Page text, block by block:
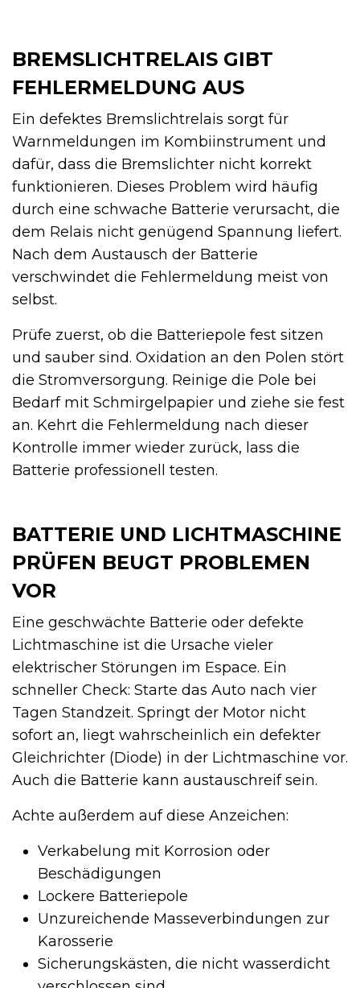
BREMSLICHTRELAIS GIBT
FEHLERMELDUNG AUS
Ein defektes Bremslichtrelais sorgt für
Warnmeldungen im Kombiinstrument und
dafür, dass die Bremslichter nicht korrekt
funktionieren. Dieses Problem wird häufig
durch eine schwache Batterie verursacht, die
dem Relais nicht genügend Spannung liefert.
Nach dem Austausch der Batterie
verschwindet die Fehlermeldung meist von
selbst.
Prüfe zuerst, ob die Batteriepole fest sitzen
und sauber sind. Oxidation an den Polen stört
die Stromversorgung. Reinige die Pole bei
Bedarf mit Schmirgelpapier und ziehe sie fest
an. Kehrt die Fehlermeldung nach dieser
Kontrolle immer wieder zurück, lass die
Batterie professionell testen.
BATTERIE UND LICHTMASCHINE
PRÜFEN BEUGT PROBLEMEN
VOR
Eine geschwächte Batterie oder defekte
Lichtmaschine ist die Ursache vieler
elektrischer Störungen im Espace. Ein
schneller Check: Starte das Auto nach vier
Tagen Standzeit. Springt der Motor nicht
sofort an, liegt wahrscheinlich ein defekter
Gleichrichter (Diode) in der Lichtmaschine vor.
Auch die Batterie kann austauschreif sein.
Achte außerdem auf diese Anzeichen:
Verkabelung mit Korrosion oder
Beschädigungen
Lockere Batteriepole
Unzureichende Masseverbindungen zur
Karosserie
Sicherungskästen, die nicht wasserdicht